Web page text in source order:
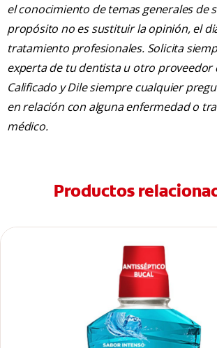
el conocimiento de temas generales de
propósito no es sustituir la opinión, el
tratamiento profesionales. Solicita
experta de tu dentista u otro proveedor
Calificado y Dile siempre cualquier
en relación con alguna enfermedad o
médico.
Productos